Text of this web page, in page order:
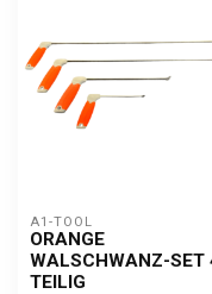
A1-TOOL
ORANGE
WALSCHWANZ-SET
TEILIG